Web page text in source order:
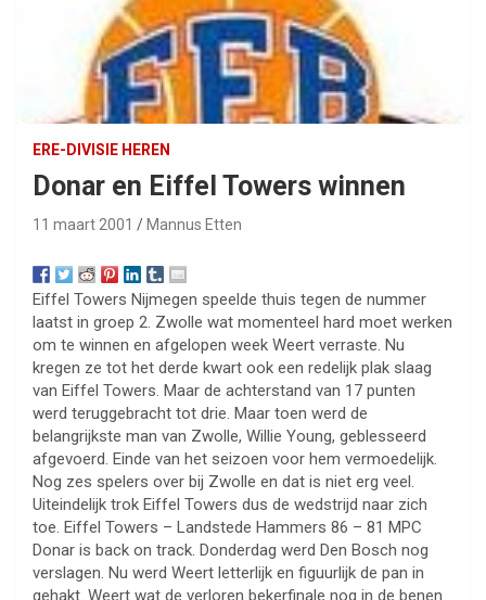
ERE-DIVISIE HEREN
Donar en Eiffel Towers winnen
11 maart 2001 Mannus Etten
Eiffel Towers Nijmegen speelde thuis tegen de nummer
laatst in groep 2. Zwolle wat momenteel hard moet werken
om te winnen en afgelopen week Weert verraste. Nu
kregen ze tot het derde kwart ook een redelijk plak slaag
van Eiffel Towers. Maar de achterstand van 17 punten
werd teruggebracht tot drie. Maar toen werd de
belangrijkste man van Zwolle, Willie Young, geblesseerd
afgevoerd. Einde van het seizoen voor hem vermoedelijk.
Nog zes spelers over bij Zwolle en dat is niet erg veel.
Uiteindelijk trok Eiffel Towers dus de wedstrijd naar zich
toe. Eiffel Towers – Landstede Hammers 86 – 81 MPC
Donar is back on track. Donderdag werd Den Bosch nog
verslagen. Nu werd Weert letterlijk en figuurlijk de pan in
gehakt. Weert wat de verloren bekerfinale nog in de benen